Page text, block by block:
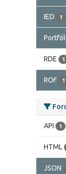
IED 1
RDE 1
ROF 1
API 1
HTML
JSON